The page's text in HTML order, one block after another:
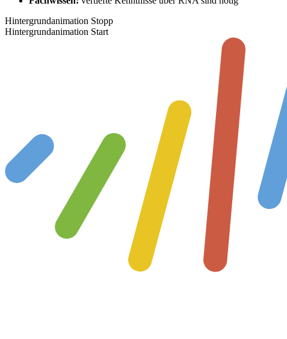
Hintergrundanimation Stopp
Hintergrundanimation Start